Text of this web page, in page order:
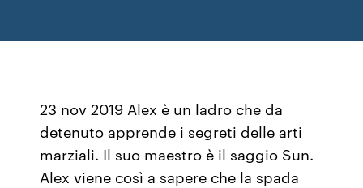
23 nov 2019 Alex è un ladro che da
detenuto apprende i segreti delle arti
marziali. Il suo maestro è il saggio Sun.
Alex viene così a sapere che la spada